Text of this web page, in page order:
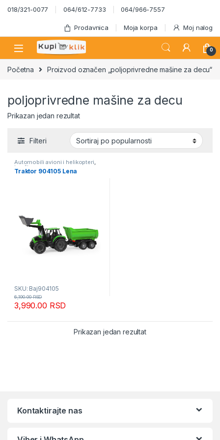
Skip to navigation
Skip to content
018/321-0077 064/612-7733 064/966-7557
Prodavnica Moja korpa Moj nalog
0
Početna Proizvod označen „poljoprivredne mašine za decu“
poljoprivredne mašine za decu
Prikazan jedan rezultat
Filteri
Automobili avioni i helikopteri,
Igračke
Traktor 904105 Lena
SKU: Baj904105
3,990.00 RSD
6,190.00RSD
Prikazan jedan rezultat
Kontaktirajte nas